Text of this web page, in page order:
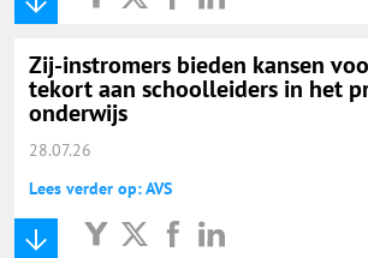
Zij-instromers bieden kansen
tekort aan schoolleiders in het
onderwijs
28.07.26
Lees verder op: AVS